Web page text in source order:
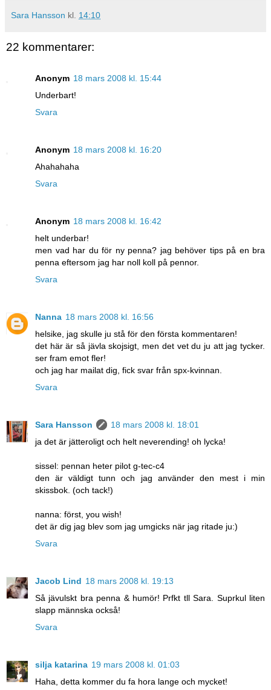
Sara Hansson kl. 14:10
22 kommentarer:
Anonym 18 mars 2008 kl. 15:44
Underbart!
Svara
Anonym 18 mars 2008 kl. 16:20
Ahahahaha
Svara
Anonym 18 mars 2008 kl. 16:42
helt underbar!
men vad har du för ny penna? jag behöver tips på en bra
penna eftersom jag har noll koll på pennor.
Svara
Nanna 18 mars 2008 kl. 16:56
helsike, jag skulle ju stå för den första kommentaren!
det här är så jävla skojsigt, men det vet du ju att jag tycker.
ser fram emot fler!
och jag har mailat dig, fick svar från spx-kvinnan.
Svara
Sara Hansson
18 mars 2008 kl. 18:01
ja det är jätteroligt och helt neverending! oh lycka!
sissel: pennan heter pilot g-tec-c4
den är väldigt tunn och jag använder den mest i min
skissbok. (och tack!)
nanna: först, you wish!
det är dig jag blev som jag umgicks när jag ritade ju:)
Svara
Jacob Lind 18 mars 2008 kl. 19:13
Så jävulskt bra penna & humör! Prfkt tll Sara. Suprkul liten
slapp männska också!
Svara
silja katarina 19 mars 2008 kl. 01:03
Haha, detta kommer du fa hora lange och mycket!